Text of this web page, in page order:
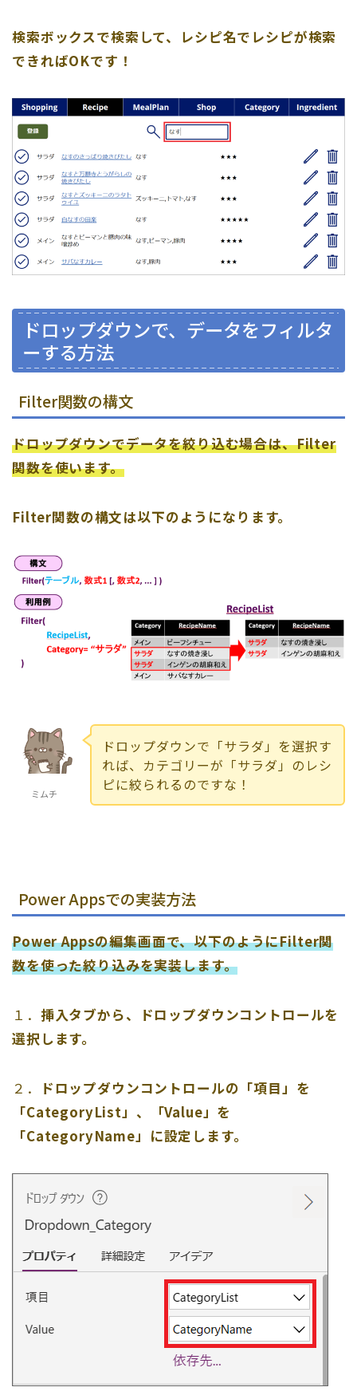
検索ボックスで検索して、レシピ名でレシピが検索
できればOKです！
ドロップダウンで、データをフィルタ
ーする方法
Filter関数の構文
ドロップダウンでデータを絞り込む場合は、Filter
関数を使います。
Filter関数の構文は以下のようになります。
ミムチ
ドロップダウンで「サラダ」を選択す
れば、カテゴリーが「サラダ」のレシ
ピに絞られるのですな！
Power Appsでの実装方法
Power Appsの編集画面で、以下のようにFilter関
数を使った絞り込みを実装します。
１． 挿入タブから、ドロップダウンコントロールを
選択します。
２． ドロップダウンコントロールの「項目」 を
「CategoryList」、「Value」 を
「CategoryName」に設定します。